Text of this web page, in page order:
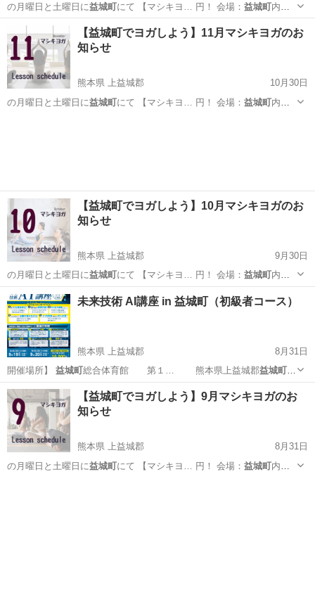
の月曜日と土曜日に益城町 にて 【マシキヨ… 円！ 会場： 益城町内の
公民館 →詳…
熊本 上益城郡 ヨガ 益城町
【益城町でヨガしよう】11月マシキヨガのお
知らせ
熊本県 上益城郡
10月30日
の月曜日と土曜日に益城町 にて 【マシキヨ… 円！ 会場： 益城町内の
【益城町でヨガしよう】10月マシキヨガのお
知らせ
熊本県 上益城郡
9月30日
の月曜日と土曜日に益城町 にて 【マシキヨ… 円！ 会場： 益城町内の
公民館 →詳…
熊本 上益城郡 ヨガ 益城町
未来技術 AI講座 in 益城町（初級者コース）
熊本県 上益城郡
8月31日
開催場所】 益城町総合体育館 第１… 熊本県上益城郡益城町木
山236 … 2 熊本県上益城郡益城町木山465-4 …
熊本 上益城郡 その他 講座
【益城町でヨガしよう】9月マシキヨガのお
知らせ
熊本県 上益城郡
8月31日
の月曜日と土曜日に益城町 にて 【マシキヨ… 円！ 会場： 益城町内の